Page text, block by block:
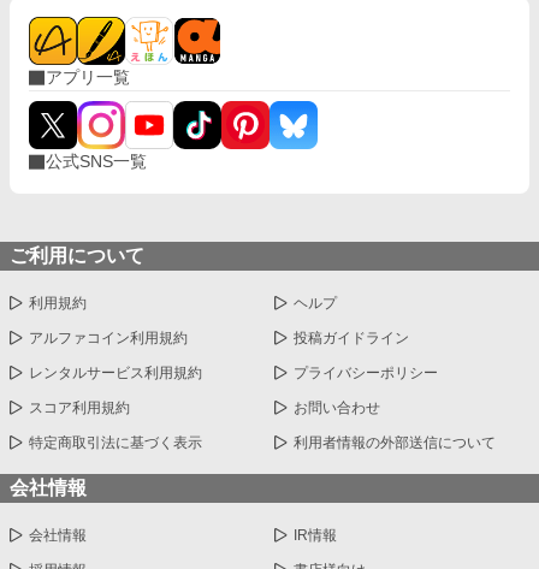
アプリ一覧
公式SNS一覧
ご利用について
利用規約 ヘルプ
アルファコイン利用規約 投稿ガイドライン
レンタルサービス利用規約 プライバシーポリシー
スコア利用規約 お問い合わせ
特定商取引法に基づく表示 利用者情報の外部送信について
会社情報
会社情報 IR情報